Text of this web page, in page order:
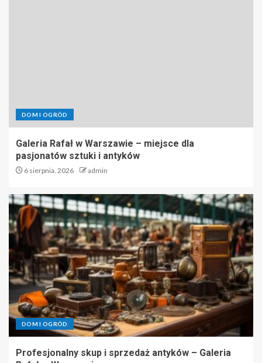
3
Usługi Mechanika w Bielsku-
Białej – Postaw na Fachowców
5
Projektowanie i budowa placów
zabaw dla dzieci – Elefun
Projects
1
Galeria Rafał w Warszawie –
miejsce dla pasjonatów sztuki i
antyków
DOM I OGRÓD
Galeria Rafał w Warszawie – miejsce dla
pasjonatów sztuki i antyków
6 sierpnia, 2026 admin
DOM I OGRÓD
Profesjonalny skup i sprzedaż antyków – Galeria